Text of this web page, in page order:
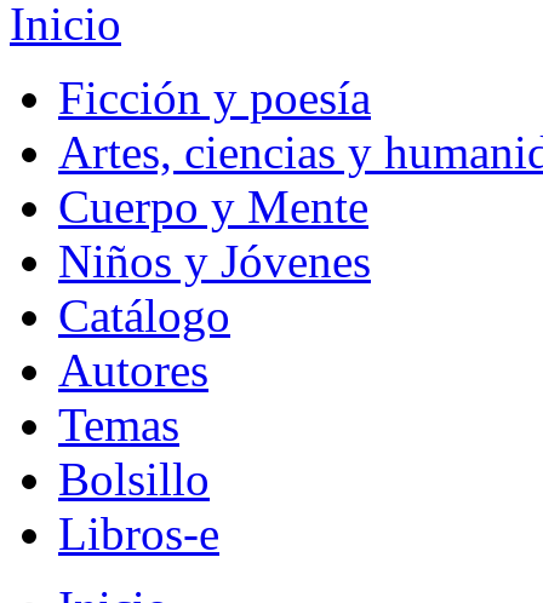
Inicio
Ficción y poesía
Artes, ciencias y
Cuerpo y Mente
Niños y Jóvenes
Catálogo
Autores
Temas
Bolsillo
Libros-e